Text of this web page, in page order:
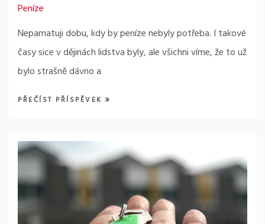
Peníze
Nepamatuji dobu, kdy by peníze nebyly potřeba. I takové
časy sice v dějinách lidstva byly, ale všichni víme, že to už
bylo strašně dávno a
PŘEČÍST PŘÍSPĚVEK